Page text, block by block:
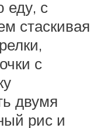
еду, с
стаскивая
с
двумя
рис и